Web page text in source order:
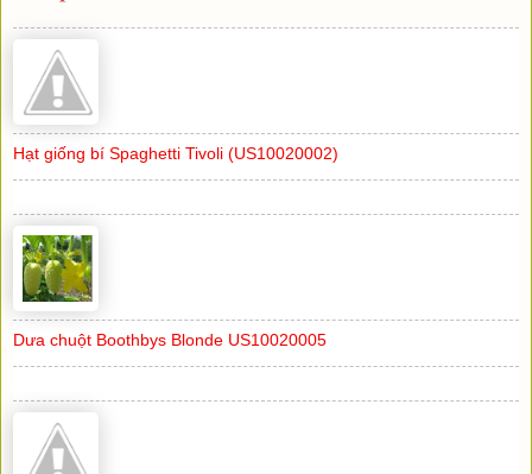
Hạt giống bí Spaghetti Tivoli (US10020002)
Dưa chuột Boothbys Blonde US10020005